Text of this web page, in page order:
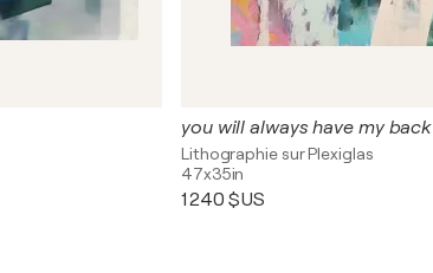
you will always have my back
Lithographie sur Plexiglas
47x35in
1 240 $US